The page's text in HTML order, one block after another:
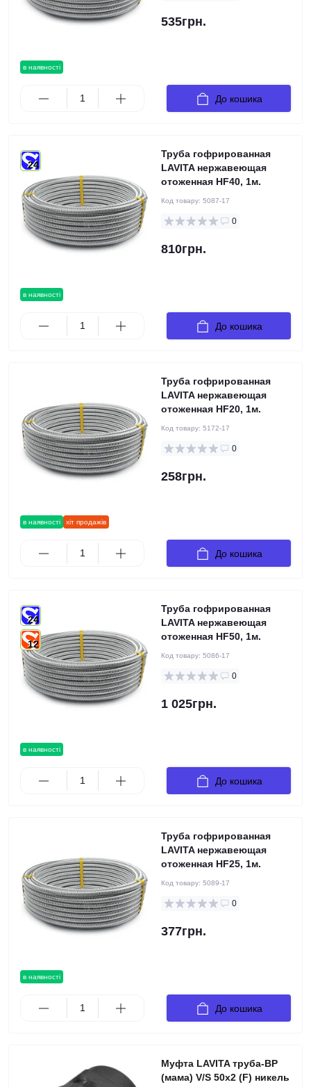
в наявності
535грн.
До кошика
в наявності
24
Труба гофрированная
LAVITA нержавеющая
отоженная HF40, 1м.
Код товару: 5087-17
0
810грн.
До кошика
в наявності хіт продажів
Труба гофрированная
LAVITA нержавеющая
отоженная HF20, 1м.
Код товару: 5172-17
0
258грн.
До кошика
в наявності
24
12
Труба гофрированная
LAVITA нержавеющая
отоженная HF50, 1м.
Код товару: 5086-17
0
1 025грн.
До кошика
в наявності
Труба гофрированная
LAVITA нержавеющая
отоженная HF25, 1м.
Код товару: 5089-17
0
377грн.
До кошика
Муфта LAVITA труба-ВР
(мама) V/S 50x2 (F) никель